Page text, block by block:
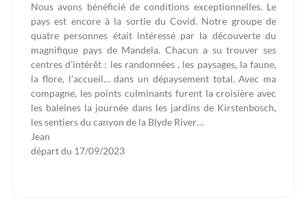
Nous avons bénéficié de conditions exceptionnelles. Le
pays est encore à la sortie du Covid. Notre groupe de
quatre personnes était intéressé par la découverte du
magnifique pays de Mandela. Chacun a su trouver ses
centres d’intérêt : les randonnées , les paysages, la faune,
la flore, l’accueil… dans un dépaysement total. Avec ma
compagne, les points culminants furent la croisière avec
les baleines la journée dans les jardins de Kirstenbosch,
les sentiers du canyon de la Blyde River…
Jean
départ du 17/09/2023